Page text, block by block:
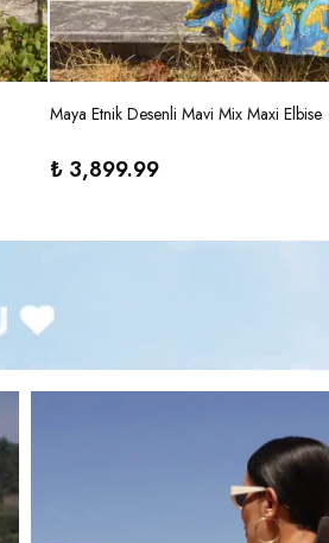
Maya Etnik Desenli Mavi Mix Maxi Elbise
₺ 3,899.99